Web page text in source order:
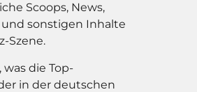
Scoops, News,
und sonstigen Inhalte
Szene.
was die Top-
in der deutschen